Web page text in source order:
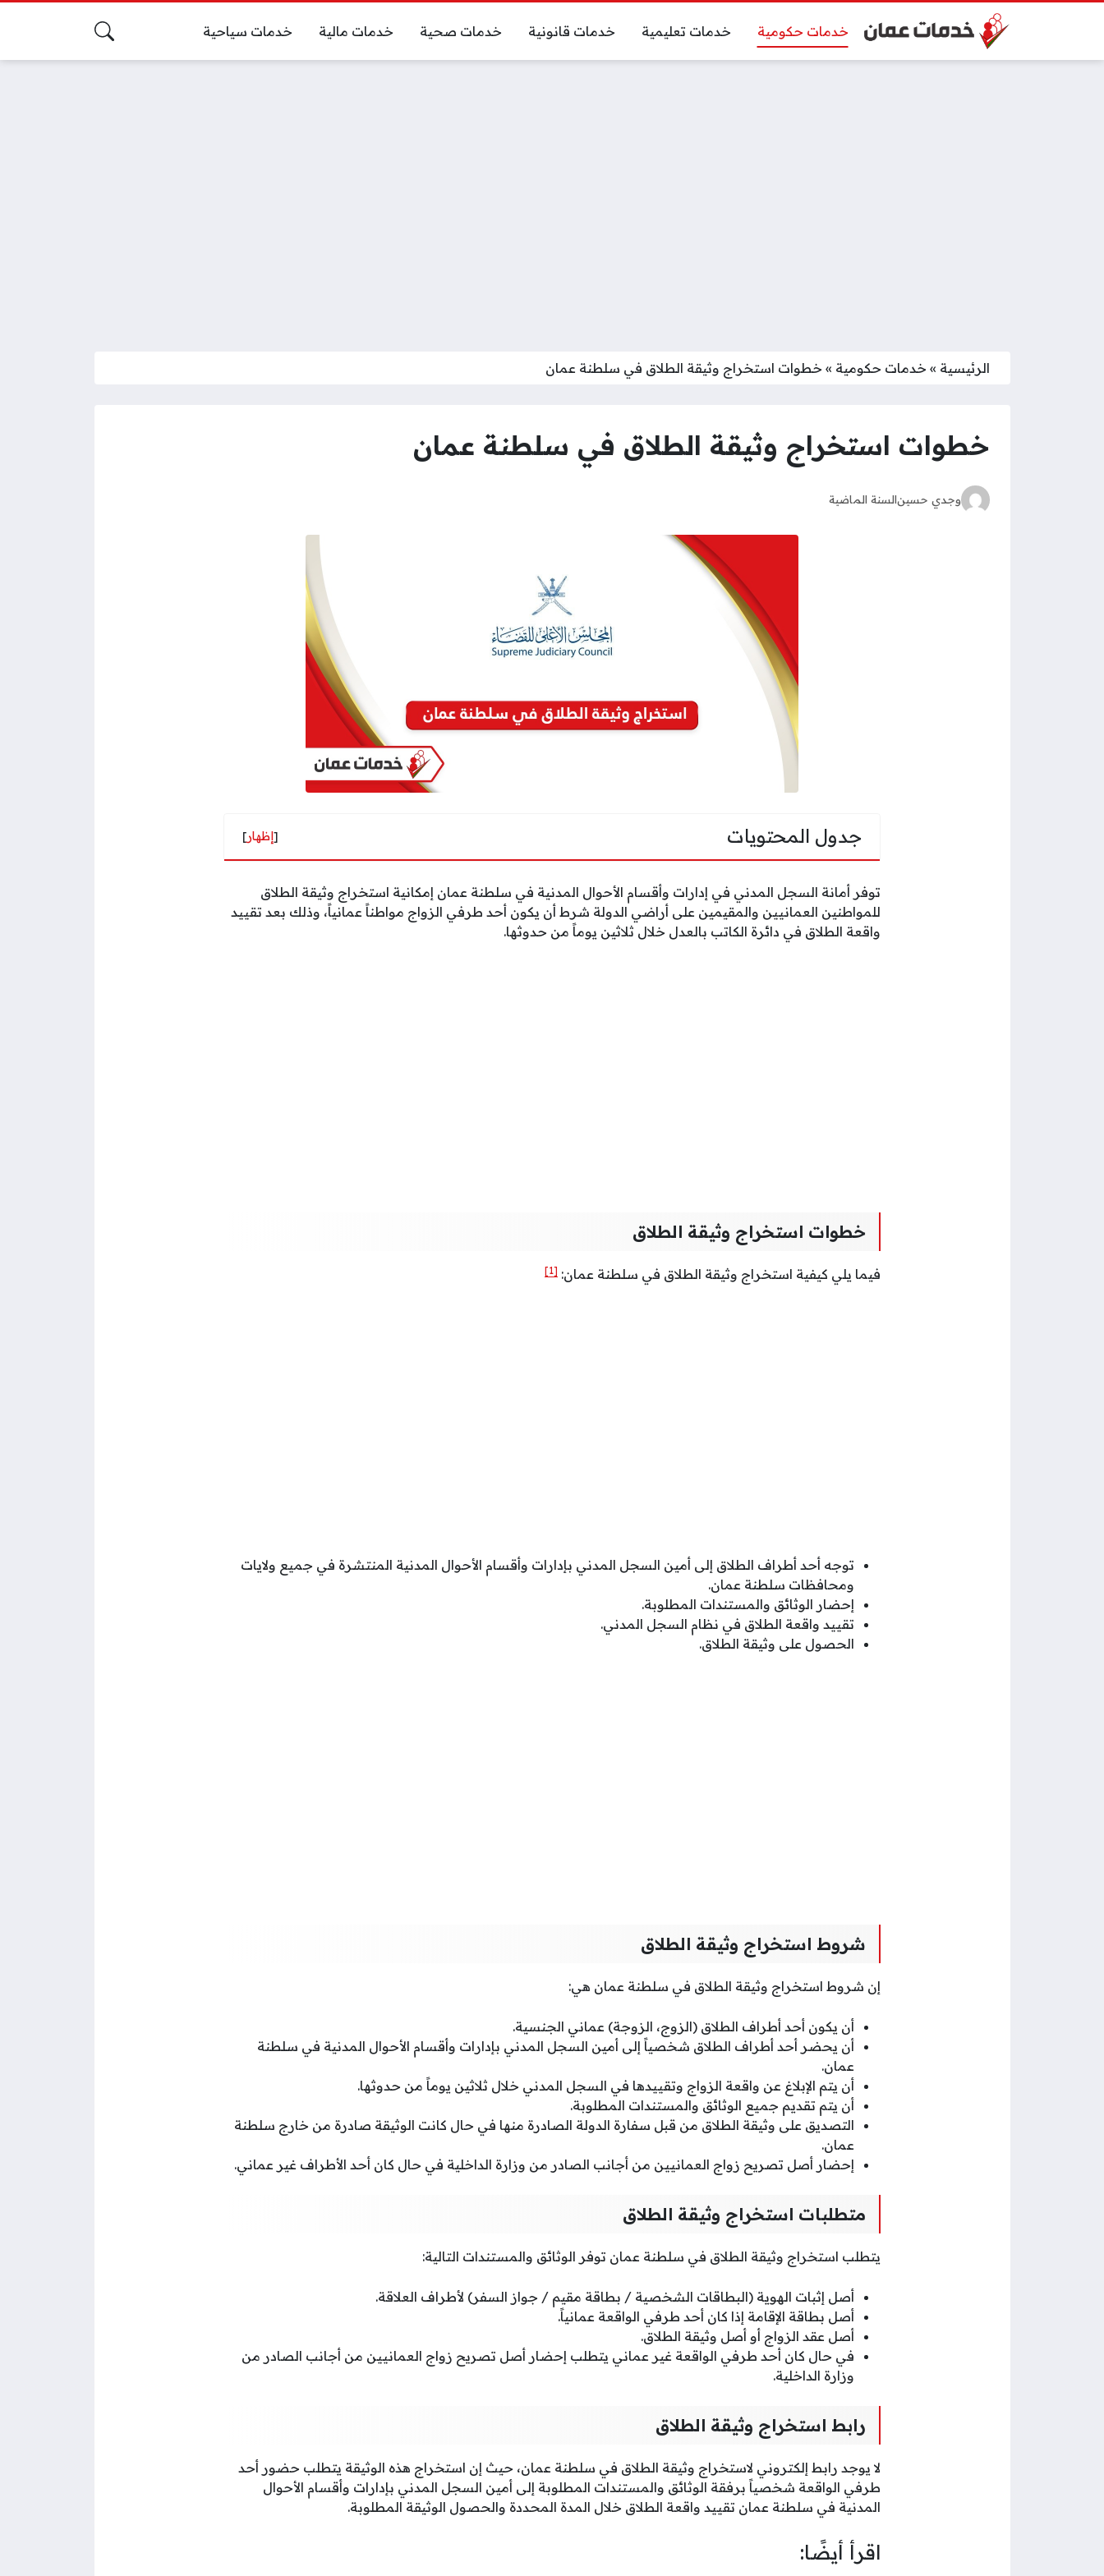
خدمات حكومية خدمات تعليمية خدمات قانونية خدمات صحية خدمات مالية خدمات سياحية
الرئيسية » خدمات حكومية » خطوات استخراج وثيقة الطلاق في سلطنة عمان
خطوات استخراج وثيقة الطلاق في سلطنة عمان
وجدي حسينالسنة الماضية
جدول المحتويات [إظهار]
توفر أمانة السجل المدني في إدارات وأقسام الأحوال المدنية في سلطنة عمان إمكانية استخراج وثيقة الطلاق
للمواطنين العمانيين والمقيمين على أراضي الدولة شرط أن يكون أحد طرفي الزواج مواطناً عمانياً، وذلك بعد تقييد
واقعة الطلاق في دائرة الكاتب بالعدل خلال ثلاثين يوماً من حدوثها.
خطوات استخراج وثيقة الطلاق
فيما يلي كيفية استخراج وثيقة الطلاق في سلطنة عمان: [1]
توجه أحد أطراف الطلاق إلى أمين السجل المدني بإدارات وأقسام الأحوال المدنية المنتشرة في جميع ولايات
ومحافظات سلطنة عمان.
إحضار الوثائق والمستندات المطلوبة.
تقييد واقعة الطلاق في نظام السجل المدني.
الحصول على وثيقة الطلاق.
شروط استخراج وثيقة الطلاق
إن شروط استخراج وثيقة الطلاق في سلطنة عمان هي:
أن يكون أحد أطراف الطلاق (الزوج، الزوجة) عماني الجنسية.
أن يحضر أحد أطراف الطلاق شخصياً إلى أمين السجل المدني بإدارات وأقسام الأحوال المدنية في سلطنة
عمان.
أن يتم الإبلاغ عن واقعة الزواج وتقييدها في السجل المدني خلال ثلاثين يوماً من حدوثها.
أن يتم تقديم جميع الوثائق والمستندات المطلوبة.
التصديق على وثيقة الطلاق من قبل سفارة الدولة الصادرة منها في حال كانت الوثيقة صادرة من خارج سلطنة
عمان.
إحضار أصل تصريح زواج العمانيين من أجانب الصادر من وزارة الداخلية في حال كان أحد الأطراف غير عماني.
متطلبات استخراج وثيقة الطلاق
يتطلب استخراج وثيقة الطلاق في سلطنة عمان توفر الوثائق والمستندات التالية:
أصل إثبات الهوية (البطاقات الشخصية / بطاقة مقيم / جواز السفر) لأطراف العلاقة.
أصل بطاقة الإقامة إذا كان أحد طرفي الواقعة عمانياً.
أصل عقد الزواج أو أصل وثيقة الطلاق.
في حال كان أحد طرفي الواقعة غير عماني يتطلب إحضار أصل تصريح زواج العمانيين من أجانب الصادر من
وزارة الداخلية.
رابط استخراج وثيقة الطلاق
لا يوجد رابط إلكتروني لاستخراج وثيقة الطلاق في سلطنة عمان، حيث إن استخراج هذه الوثيقة يتطلب حضور أحد
طرفي الواقعة شخصياً برفقة الوثائق والمستندات المطلوبة إلى أمين السجل المدني بإدارات وأقسام الأحوال
المدنية في سلطنة عمان تقييد واقعة الطلاق خلال المدة المحددة والحصول الوثيقة المطلوبة.
اقرأ أيضًا: